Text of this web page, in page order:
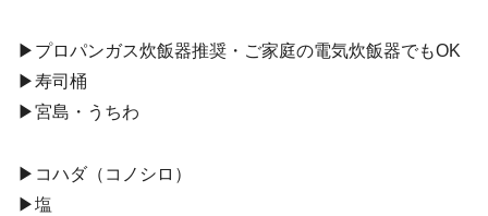
▶︎プロパンガス炊飯器推奨・ご家庭の電気炊飯器でもOK
▶︎寿司桶
▶︎宮島・うちわ
▶︎コハダ（コノシロ）
▶︎塩